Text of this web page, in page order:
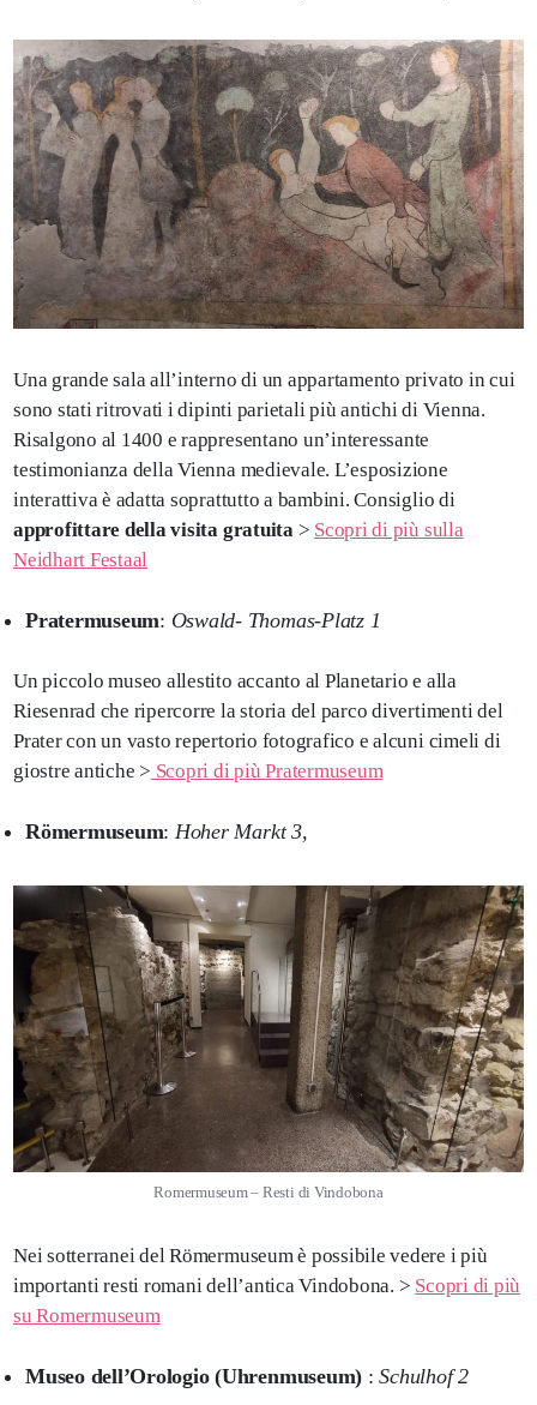
Una grande sala all’interno di un appartamento privato in cui
sono stati ritrovati i dipinti parietali più antichi di Vienna.
Risalgono al 1400 e rappresentano un’interessante
testimonianza della Vienna medievale. L’esposizione
interattiva è adatta soprattutto a bambini. Consiglio di
approfittare della visita gratuita> Scopri di più sulla
Neidhart Festaal
Pratermuseum: Oswald- Thomas-Platz 1
Un piccolo museo allestito accanto al Planetario e alla
Riesenrad che ripercorre la storia del parco divertimenti del
Prater con un vasto repertorio fotografico e alcuni cimeli di
giostre antiche > Scopri di più Pratermuseum
Römermuseum: Hoher Markt 3,
Romermuseum – Resti di Vindobona
Nei sotterranei del Römermuseum è possibile vedere i più
importanti resti romani dell’antica Vindobona. > Scopri di più
su Romermuseum
Museo dell’Orologio (Uhrenmuseum) :Schulhof 2